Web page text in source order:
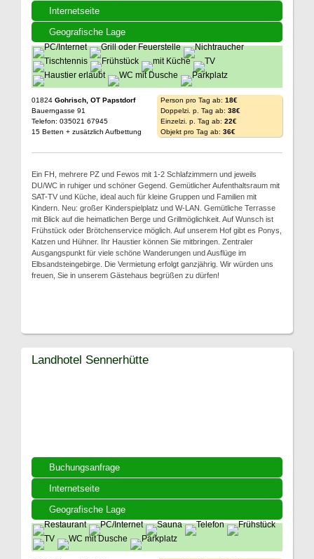
Internetseite
Geografische Lage
01824 Gohrisch, OT Papstdorf
Bauerngasse 91
Telefon: 035021 67945
15 Betten + zusätzlich Aufbettung
Person pro Tag ab: 18€
Doppelzi. p. Tag ab: 38€
Einzelzi. p. Tag ab: 22€
Objekt pro Tag ab: 36€
Ein FH, mehrere PZ und Fewos mit 1-2 Schlafzimmern und jeweils
DU/WC in ruhiger und schöner Gegend. Gemütlicher Aufenthaltsraum mit
SAT-TV und Küche, ideal auch für kleine Gruppen und Familien mit
Kindern. Neu: großer Kinderspielplatz und W-LAN. Gemütliche Terrasse
mit Blick auf die heimatlichen Berge und Grillmöglichkeit. Auf Wunsch ist
Frühstück oder Brötchenservice möglich. Auf unserem Hof gibt es Ponys,
Katzen und Hühner. Ihr Haustier können Sie mitbringen. Zentraler
Ausgangspunkt für viele schöne Wanderungen und Ausflüge im
Elbsandsteingebirge. Die Vermietung erfolgt ganzjährig. Wir würden uns
freuen, Sie in unserem Gästehaus begrüßen zu dürfen!
Buchungsanfrage
Internetseite
Geografische Lage
Landhotel Sennerhütte